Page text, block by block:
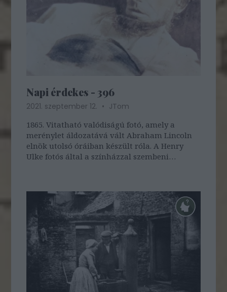
Napi érdekes - 396
2021. szeptember 12.
JTom
1865. Vitatható valódiságú fotó, amely a
merénylet áldozatává vált Abraham Lincoln
elnök utolsó óráiban készült róla. A Henry
Ulke fotós által a színházzal szembeni